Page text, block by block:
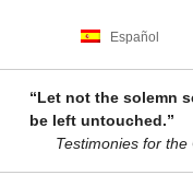
Español
“Let not the solemn
be left untouched.”
Testimonies for the